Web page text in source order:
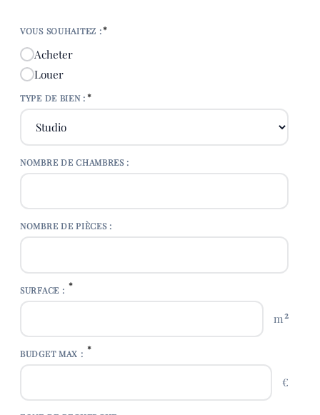
VOUS SOUHAITEZ :*
Acheter
Louer
TYPE DE BIEN : *
NOMBRE DE CHAMBRES :
NOMBRE DE PIÈCES :
SURFACE : *
m2
BUDGET MAX : *
€